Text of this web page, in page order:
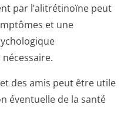
par l’alitrétinoïne peut
et une
des amis peut être utile
éventuelle de la santé